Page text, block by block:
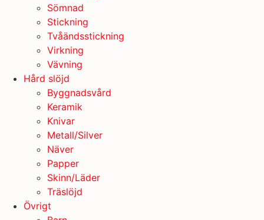
Sömnad
Stickning
Tvåändsstickning
Virkning
Vävning
Hård slöjd
Byggnadsvård
Keramik
Knivar
Metall/Silver
Näver
Papper
Skinn/Läder
Träslöjd
Övrigt